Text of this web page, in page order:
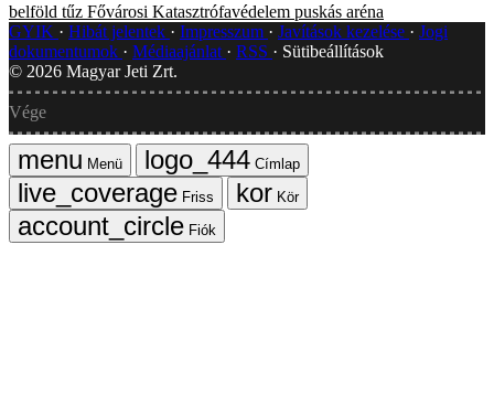
belföld tűz Fővárosi Katasztrófavédelem puskás aréna
GYIK
Hibát jelentek Impresszum Javítások kezelése
Jogi
dokumentumok
Médiaajánlat RSS
Sütibeállítások
© 2026 Magyar Jeti Zrt.
Vége
Menü
Címlap
Friss
Kör
Fiók